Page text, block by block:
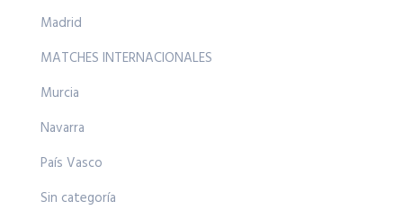
Madrid
MATCHES INTERNACIONALES
Murcia
Navarra
País Vasco
Sin categoría